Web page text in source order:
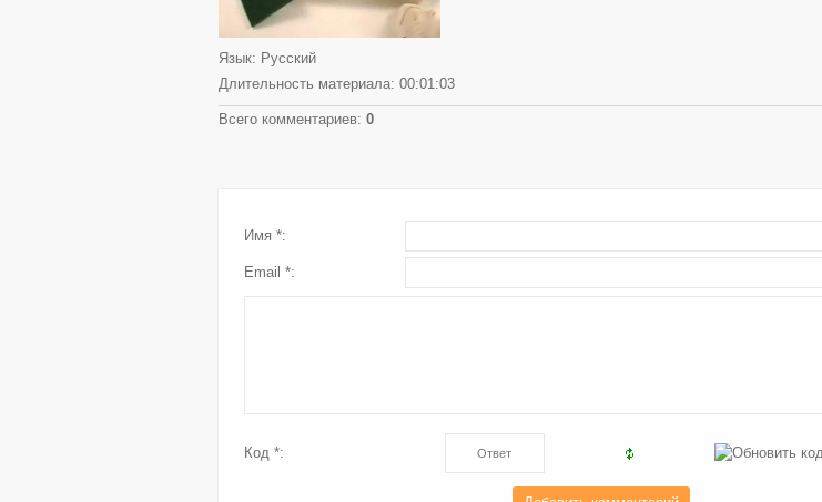
Язык: Русский
Длительность материала: 00:01:03
Всего комментариев: 0
Имя *:
Email *:
Код *: